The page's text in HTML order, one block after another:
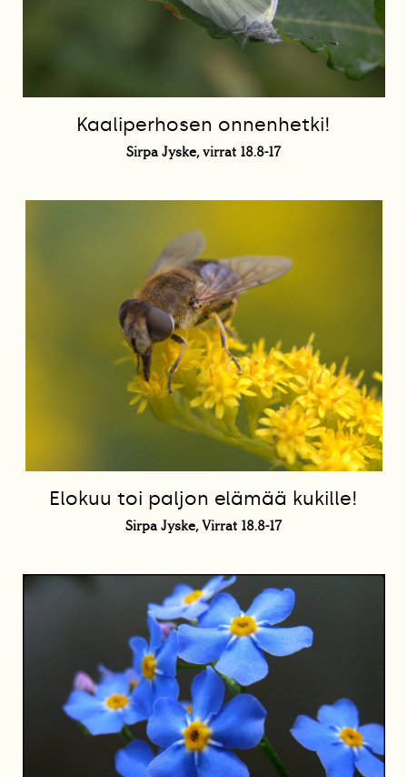
Kaaliperhosen onnenhetki!
Sirpa Jyske, virrat 18.8-17
Elokuu toi paljon elämää kukille!
Sirpa Jyske, Virrat 18.8-17